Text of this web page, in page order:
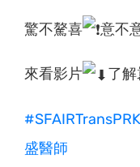
驚不驁喜 意不
來看影片 了
盛醫師